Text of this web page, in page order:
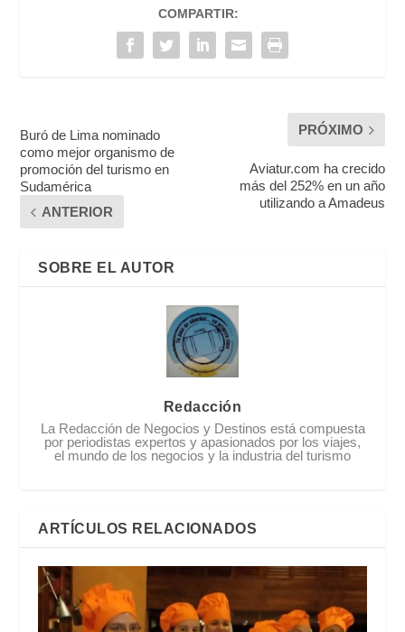
COMPARTIR:
Buró de Lima nominado
como mejor organismo de
promoción del turismo en
Sudamérica
ANTERIOR
PRÓXIMO
Aviatur.com ha crecido
más del 252% en un año
utilizando a Amadeus
SOBRE EL AUTOR
Redacción
La Redacción de Negocios y Destinos está compuesta
por periodistas expertos y apasionados por los viajes,
el mundo de los negocios y la industria del turismo
ARTÍCULOS RELACIONADOS